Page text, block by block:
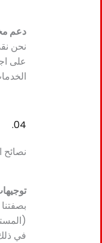
دعم
نحن
على
04.
نصائح
في